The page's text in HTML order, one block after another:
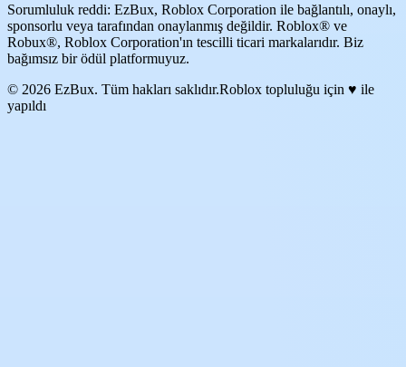
Sorumluluk reddi: EzBux, Roblox Corporation ile bağlantılı, onaylı,
sponsorlu veya tarafından onaylanmış değildir. Roblox® ve
Robux®, Roblox Corporation'ın tescilli ticari markalarıdır. Biz
bağımsız bir ödül platformuyuz.
© 2026 EzBux. Tüm hakları saklıdır.Roblox topluluğu için ♥ ile
yapıldı